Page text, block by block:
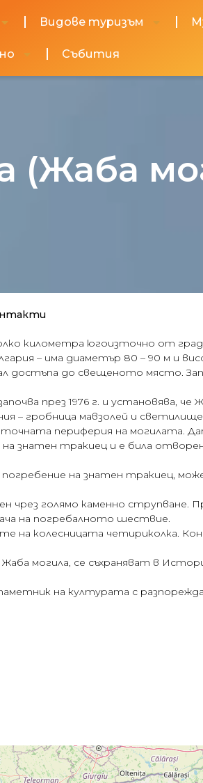
Видове туризъм
Събития
(Жаба
километра югоизточно от
– има диаметър 80 – 90 м и
достъпа до свещеното място.
през 1976 г. и установява, че
– гробница мавзолей и светилище
периферия на могилата.
на знатен тракиец и е била
на знатен тракиец,
чрез голямо каменно струпване.
на погребалното шествие.
на колесницата четириколка.
могила, се съхраняват в
на културата с